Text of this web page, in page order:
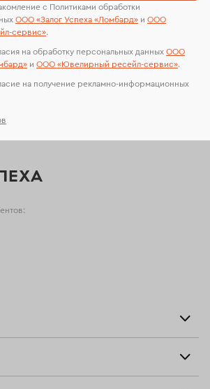
с Политиками обработки
ООО «Залог Успеха «Ломбард» и ООО
сервиc».
на обработку персональных данных ООО
и ООО «Ювелирный ресейл-сервиc».
на получение рекламно-информационных